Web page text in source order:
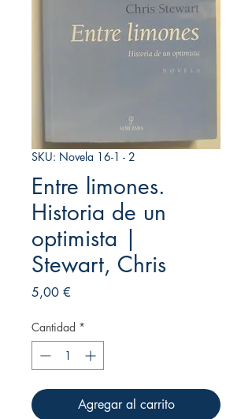
SKU: Novela 16-1 - 2
Entre limones.
Historia de un
optimista |
Stewart, Chris
5,00 €
Cantidad *
Agregar al carrito